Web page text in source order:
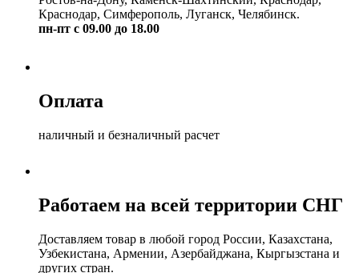
Краснодар, Симферополь, Луганск, Челябинск.
пн-пт с 09.00 до 18.00
Оплата
наличный и безналичный расчет
Работаем на всей территории СНГ
Доставляем товар в любой город России, Казахстана,
Узбекистана, Армении, Азербайджана, Кыргызстана и
других стран.